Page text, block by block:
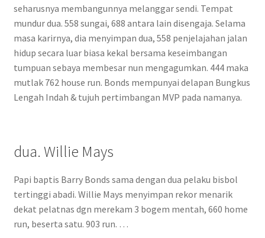
seharusnya membangunnya melanggar sendi. Tempat
mundur dua. 558 sungai, 688 antara lain disengaja. Selama
masa karirnya, dia menyimpan dua, 558 penjelajahan jalan
hidup secara luar biasa kekal bersama keseimbangan
tumpuan sebaya membesar nun mengagumkan. 444 maka
mutlak 762 house run. Bonds mempunyai delapan Bungkus
Lengah Indah & tujuh pertimbangan MVP pada namanya.
dua. Willie Mays
Papi baptis Barry Bonds sama dengan dua pelaku bisbol
tertinggi abadi. Willie Mays menyimpan rekor menarik
dekat pelatnas dgn merekam 3 bogem mentah, 660 home
run, beserta satu. 903 run. …